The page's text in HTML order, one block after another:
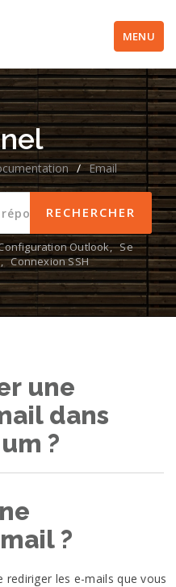
MENU
/ Email
Outlook, Se
, Connexion SSH
une
dans
?
?
rediriger les e-mails que vous